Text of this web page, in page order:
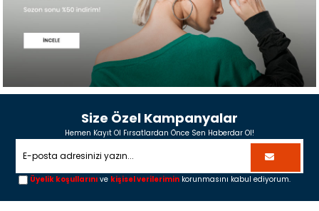
Size Özel Kampanyalar
Hemen Kayıt Ol Fırsatlardan Önce Sen Haberdar Ol!
Üyelik koşullarını ve kişisel verilerimin korunmasını kabul ediyorum.